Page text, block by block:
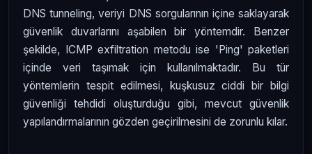
DNS tunneling, veriyi DNS sorgularının içine saklayarak
güvenlik duvarlarını aşabilen bir yöntemdir. Benzer
şekilde, ICMP exfiltration metodu ise 'Ping' paketleri
içinde veri taşımak için kullanılmaktadır. Bu tür
yöntemlerin tespit edilmesi, kuşkusuz ciddi bir bilgi
güvenliği tehdidi oluşturduğu gibi, mevcut güvenlik
yapılandırmalarının gözden geçirilmesini de zorunlu kılar.